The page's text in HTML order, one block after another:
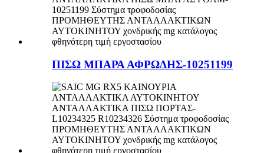
ΠΙΣΩ ΜΠΑΡΑ ΑΦΡΩΔΗΣ-10251199